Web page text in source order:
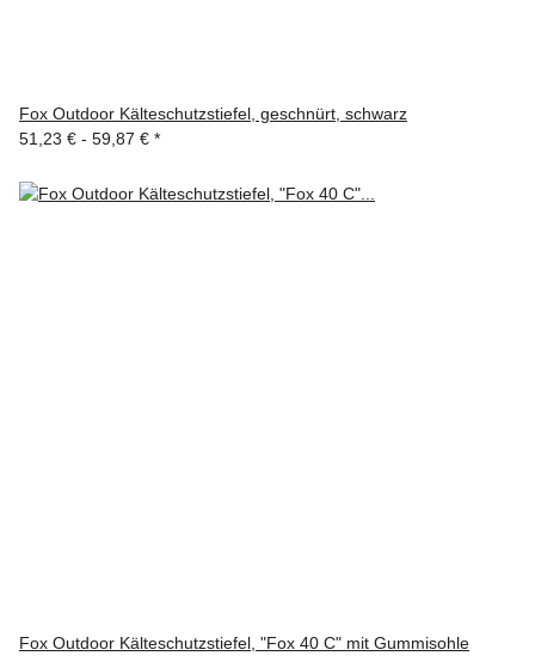
Fox Outdoor Kälteschutzstiefel, geschnürt, schwarz
51,23 € - 59,87 € *
Fox Outdoor Kälteschutzstiefel, "Fox 40 C" mit Gummisohle